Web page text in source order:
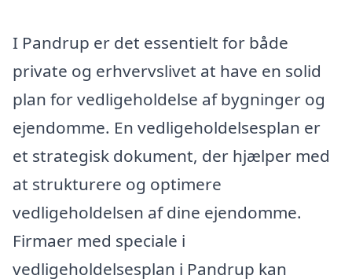
I Pandrup er det essentielt for både
private og erhvervslivet at have en solid
plan for vedligeholdelse af bygninger og
ejendomme. En vedligeholdelsesplan er
et strategisk dokument, der hjælper med
at strukturere og optimere
vedligeholdelsen af dine ejendomme.
Firmaer med speciale i
vedligeholdelsesplan i Pandrup kan